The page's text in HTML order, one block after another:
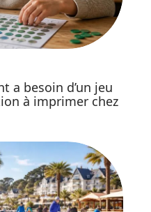
a besoin d’un jeu
à imprimer chez